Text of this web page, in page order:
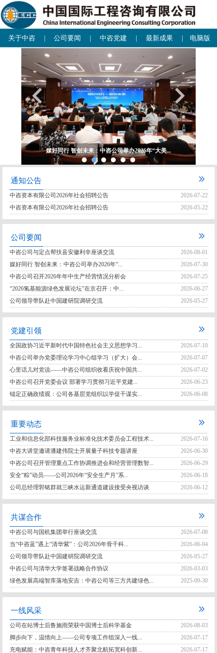
关于中咨 公司要闻 中咨党建 最新成果 电脑版
媒好同行 智创未来：中咨公司举办2026年“大美...
通知公告
中咨资本有限公司2026年社会招聘公告
2026-07-22
中咨资本有限公司2026年社会招聘公告
2026-05-22
公司要闻
中咨公司与定点帮扶县安徽利辛座谈交流
2026-08-01
媒好同行 智创未来：中咨公司举办2026年“...
2026-07-30
中咨公司召开2026年年中生产经营情况分析会
2026-07-25
“2026氢基能源绿色发展论坛”在京召开：中...
2026-06-27
公司领导带队赴中国建研院调研交流
2026-05-27
党建引领
全国政协习近平新时代中国特色社会主义思想学习...
2026-07-10
中咨公司举办党委理论学习中心组学习（扩大）会...
2026-07-07
心里话儿对党说——中咨公司组织收看庆祝中国共...
2026-07-02
中咨公司召开党委会议 部署学习贯彻习近平党建...
2026-06-23
锚定正确政绩观：公司各基层党组织以学促干谋实...
2026-06-08
重要动态
工业和信息化部科技服务业标准化技术委员会工程技术...
2026-07-16
中咨大讲堂邀请潘建伟院士开展量子科技专题讲座
2026-06-30
中咨公司召开管理重点工作协调推进会和经营管理数智...
2026-06-29
安全“粽”动员——公司2026年“安全生产月”系...
2026-06-18
公司总经理郭铭群就三峡水运新通道建设接受央视访谈
2026-06-12
共谋合作
中咨公司与国机集团举行座谈交流
2026-07-08
当“中咨蓝”遇上“清华紫”：公司2026年骨干科...
2026-06-04
公司领导带队赴中国建研院调研交流
2026-05-27
中咨公司与清华大学签署战略合作协议
2026-03-03
绿色发展高端智库落地安吉：中咨公司等三方共建绿色...
2025-09-30
一线风采
公司在站博士后鲁施雨荣获中国博士后科学基金
2026-08-03
脚步向下，温情向上——公司专项工作组深入一线...
2026-07-17
充电赋能：中咨青年科技人才齐聚北航拓宽科创新...
2026-07-17